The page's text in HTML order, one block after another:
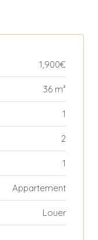
1,900€
36 m²
1
2
1
Appartement
Louer